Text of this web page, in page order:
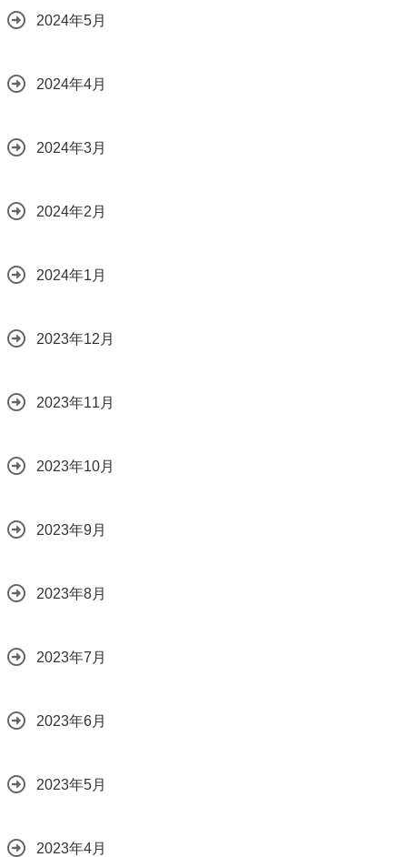
2024年5月
2024年4月
2024年3月
2024年2月
2024年1月
2023年12月
2023年11月
2023年10月
2023年9月
2023年8月
2023年7月
2023年6月
2023年5月
2023年4月